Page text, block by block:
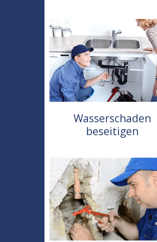
Wasserschaden
beseitigen